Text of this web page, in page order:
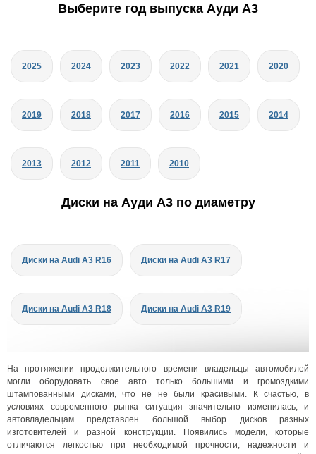
Выберите год выпуска Ауди A3
2025 2024 2023 2022 2021 2020
2019 2018 2017 2016 2015 2014
2013 2012 2011 2010
Диски на Ауди A3 по диаметру
Диски на Audi A3 R16 Диски на Audi A3 R17
Диски на Audi A3 R18 Диски на Audi A3 R19
На протяжении продолжительного времени владельцы автомобилей
могли оборудовать свое авто только большими и громоздкими
штампованными дисками, что не не были красивыми. К счастью, в
условиях современного рынка ситуация значительно изменилась, и
автовладельцам представлен большой выбор дисков разных
изготовителей и разной конструкции. Появились модели, которые
отличаются легкостью при необходимой прочности, надежности и